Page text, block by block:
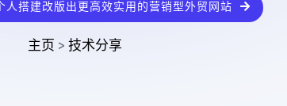
人搭建改版出更高效实用的营销型外贸网站
主页 > 技术分享